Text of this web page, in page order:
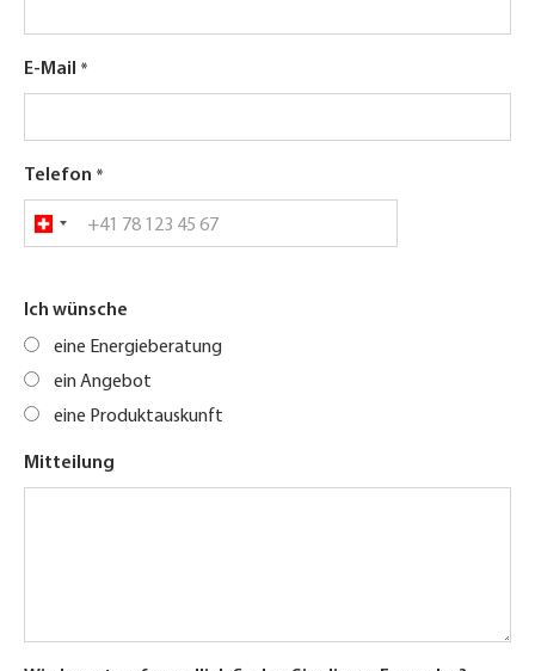
E-Mail
Telefon
Ich wünsche
eine Energieberatung
ein Angebot
eine Produktauskunft
Mitteilung